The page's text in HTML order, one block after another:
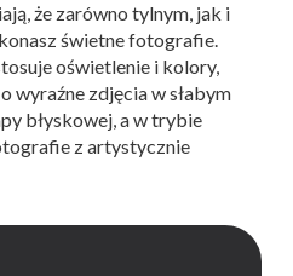
że zarówno tylnym, jak i
świetne fotografie.
oświetlenie i kolory,
wyraźne zdjęcia w słabym
błyskowej, a w trybie
z artystycznie